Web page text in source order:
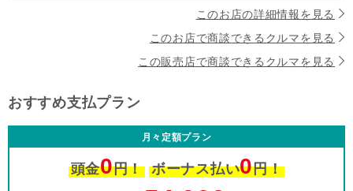
このお店の詳細情報を見る
このお店で商談できるクルマを見る
この販売店で商談できるクルマを見る
おすすめ支払プラン
月々定額プラン
頭金0円！ ボーナス払い0円！